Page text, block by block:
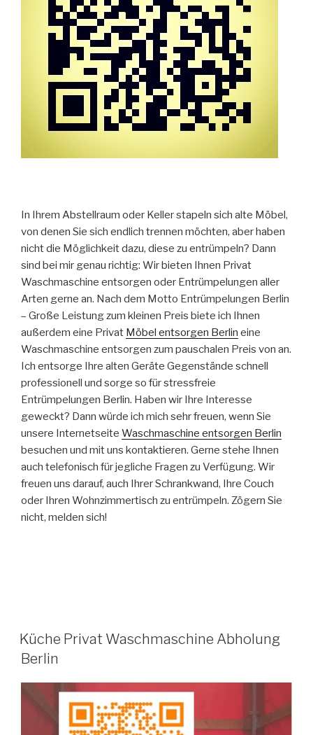
In Ihrem Abstellraum oder Keller stapeln sich alte Möbel,
von denen Sie sich endlich trennen möchten, aber haben
nicht die Möglichkeit dazu, diese zu entrümpeln? Dann
sind bei mir genau richtig: Wir bieten Ihnen Privat
Waschmaschine entsorgen oder Entrümpelungen aller
Arten gerne an. Nach dem Motto Entrümpelungen Berlin
– Große Leistung zum kleinen Preis biete ich Ihnen
außerdem eine Privat Möbel entsorgen Berlin eine
Waschmaschine entsorgen zum pauschalen Preis von an.
Ich entsorge Ihre alten Geräte Gegenstände schnell
professionell und sorge so für stressfreie
Entrümpelungen Berlin. Haben wir Ihre Interesse
geweckt? Dann würde ich mich sehr freuen, wenn Sie
unsere Internetseite Waschmaschine entsorgen Berlin
besuchen und mit uns kontaktieren. Gerne stehe Ihnen
auch telefonisch für jegliche Fragen zu Verfügung. Wir
freuen uns darauf, auch Ihrer Schrankwand, Ihre Couch
oder Ihren Wohnzimmertisch zu entrümpeln. Zögern Sie
nicht, melden sich!
VERÖFFENTLICHT
AM
Küche Privat Waschmaschine Abholung
Berlin